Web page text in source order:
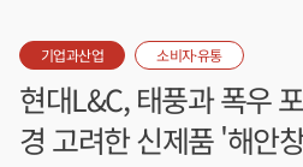
기업과산업 소비자·유통
현대L&C, 태풍과 폭우
경 고려한 신제품 '해안